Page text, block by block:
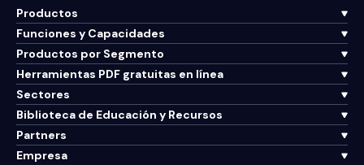
Productos
Funciones y Capacidades
Productos por Segmento
Herramientas PDF gratuitas en línea
Sectores
Biblioteca de Educación y Recursos
Partners
Empresa